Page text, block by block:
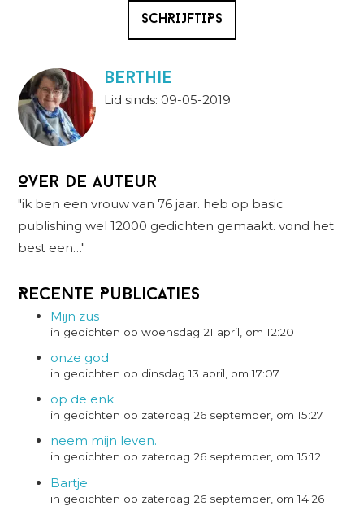
SCHRIJFTIPS
berthie
Lid sinds: 09-05-2019
Over de auteur
"ik ben een vrouw van 76 jaar. heb op basic
publishing wel 12000 gedichten gemaakt. vond het
best een…"
Recente Publicaties
Mijn zus
in gedichten op woensdag 21 april, om 12:20
onze god
in gedichten op dinsdag 13 april, om 17:07
op de enk
in gedichten op zaterdag 26 september, om 15:27
neem mijn leven.
in gedichten op zaterdag 26 september, om 15:12
Bartje
in gedichten op zaterdag 26 september, om 14:26